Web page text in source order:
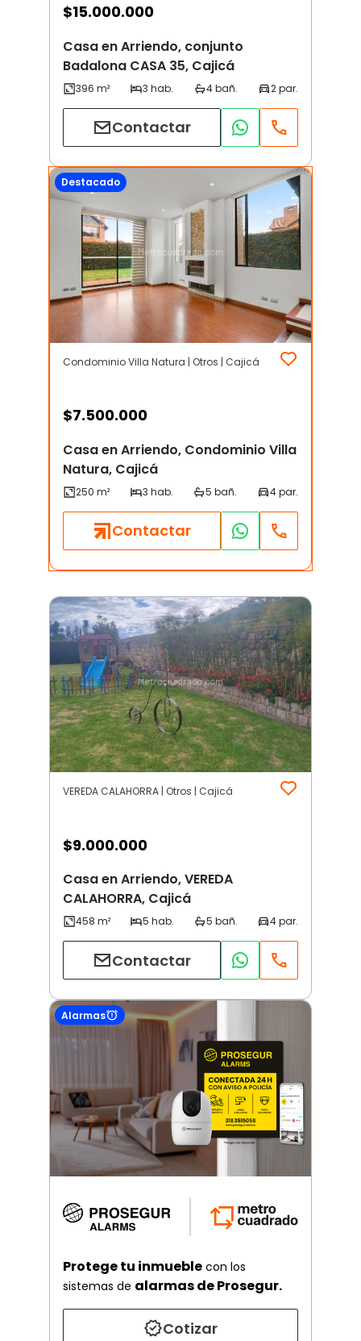
$15.000.000
Casa en Arriendo, conjunto
Badalona CASA 35, Cajicá
Contactar
Destacado
Condominio Villa Natura | Otros | Cajicá
$7.500.000
Casa en Arriendo, Condominio Villa
Natura, Cajicá
Contactar
VEREDA CALAHORRA | Otros | Cajicá
$9.000.000
Casa en Arriendo, VEREDA
CALAHORRA, Cajicá
Contactar
Alarmas
Protege tu inmueble con los
sistemas de alarmas de Prosegur.
Cotizar